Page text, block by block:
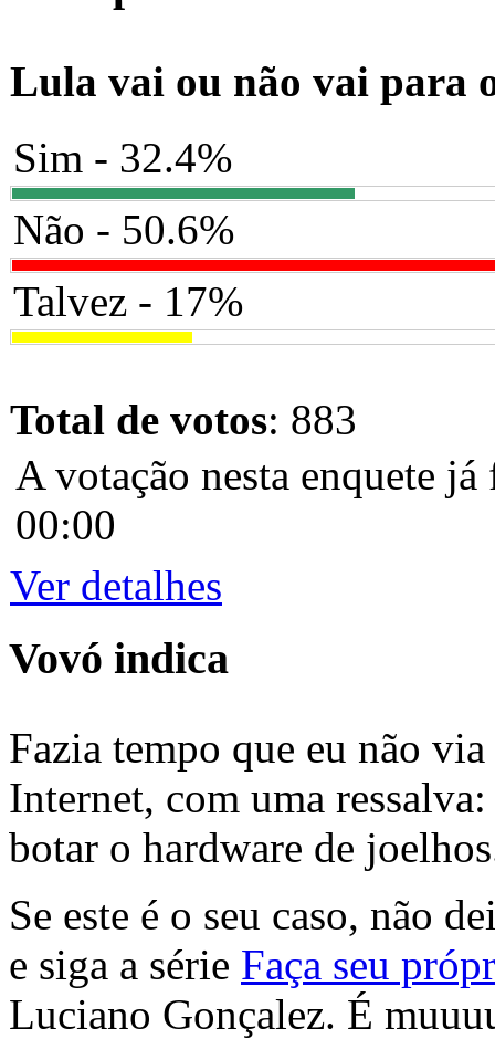
Lula vai ou não vai para
Sim - 32.4%
Não - 50.6%
Talvez - 17%
Total de votos: 883
A votação nesta enquete
00:00
Ver detalhes
Vovó indica
Fazia tempo que eu não
Internet, com uma
botar o hardware de
Se este é o seu caso, não
e siga a série Faça seu
Luciano Gonçalez. É